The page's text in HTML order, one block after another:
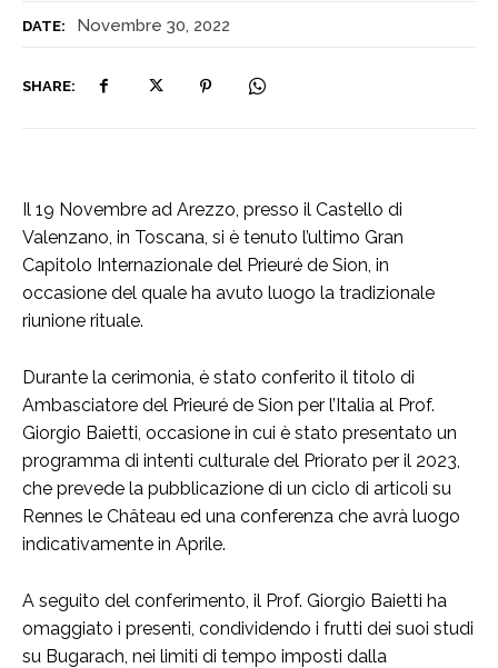
DATE: Novembre 30, 2022
SHARE:
Il 19 Novembre ad Arezzo, presso il Castello di
Valenzano, in Toscana, si è tenuto l’ultimo Gran
Capitolo Internazionale del Prieuré de Sion, in
occasione del quale ha avuto luogo la tradizionale
riunione rituale.
Durante la cerimonia, è stato conferito il titolo di
Ambasciatore del Prieuré de Sion per l’Italia al Prof.
Giorgio Baietti, occasione in cui è stato presentato un
programma di intenti culturale del Priorato per il 2023,
che prevede la pubblicazione di un ciclo di articoli su
Rennes le Château ed una conferenza che avrà luogo
indicativamente in Aprile.
A seguito del conferimento, il Prof. Giorgio Baietti ha
omaggiato i presenti, condividendo i frutti dei suoi studi
su Bugarach, nei limiti di tempo imposti dalla